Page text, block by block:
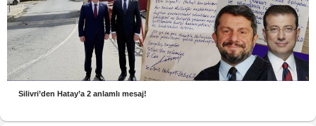
Silivri’den Hatay’a 2 anlamlı mesaj!